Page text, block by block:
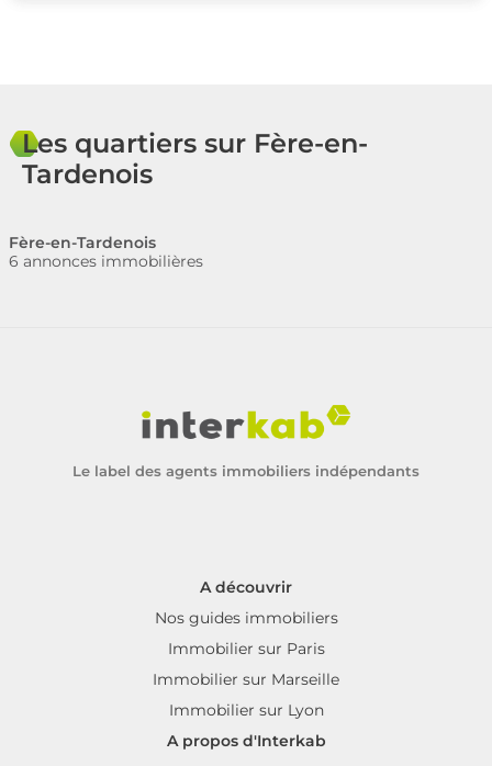
Les quartiers sur Fère-en-
Tardenois
Fère-en-Tardenois
6 annonces immobilières
Le label des agents immobiliers indépendants
A découvrir
Nos guides immobiliers
Immobilier sur Paris
Immobilier sur Marseille
Immobilier sur Lyon
A propos d'Interkab